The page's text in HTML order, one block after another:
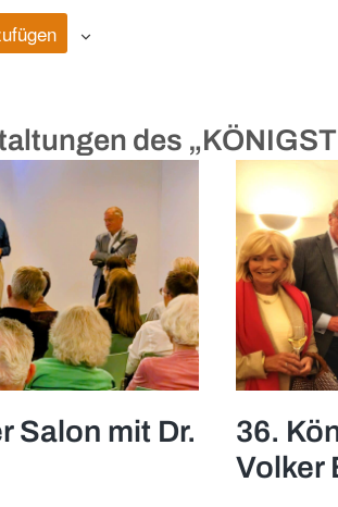
des
Salon mit Dr.
36.
Volker